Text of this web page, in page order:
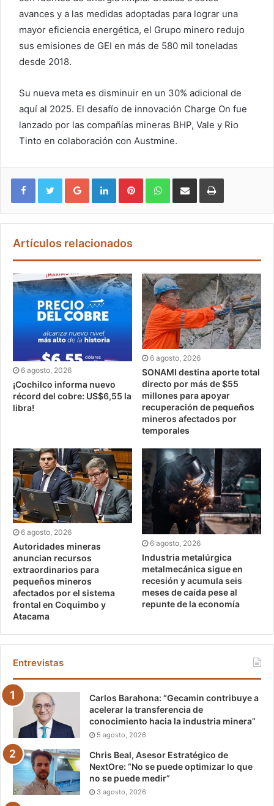
avances y a las medidas adoptadas para lograr una
mayor eficiencia energética, el Grupo minero redujo
sus emisiones de GEI en más de 580 mil toneladas
desde 2018.
Su nueva meta es disminuir en un 30% adicional de
aquí al 2025. El desafío de innovación Charge On fue
lanzado por las compañías mineras BHP, Vale y Rio
Tinto en colaboración con Austmine.
Google+ LinkedIn Pinterest WhatsApp
Artículos relacionados
6 agosto, 2026
¡Cochilco informa nuevo
récord del cobre: US$6,55 la
libra!
6 agosto, 2026
SONAMI destina aporte total
directo por más de $55
millones para apoyar
recuperación de pequeños
mineros afectados por
temporales
6 agosto, 2026
Autoridades mineras
anuncian recursos
extraordinarios para
pequeños mineros
afectados por el sistema
frontal en Coquimbo y
Atacama
6 agosto, 2026
Industria metalúrgica
metalmecánica sigue en
recesión y acumula seis
meses de caída pese al
repunte de la economía
Entrevistas
Carlos Barahona: “Gecamin contribuye a
acelerar la transferencia de
conocimiento hacia la industria minera”
5 agosto, 2026
Chris Beal, Asesor Estratégico de
NextOre: “No se puede optimizar lo que
no se puede medir”
3 agosto, 2026